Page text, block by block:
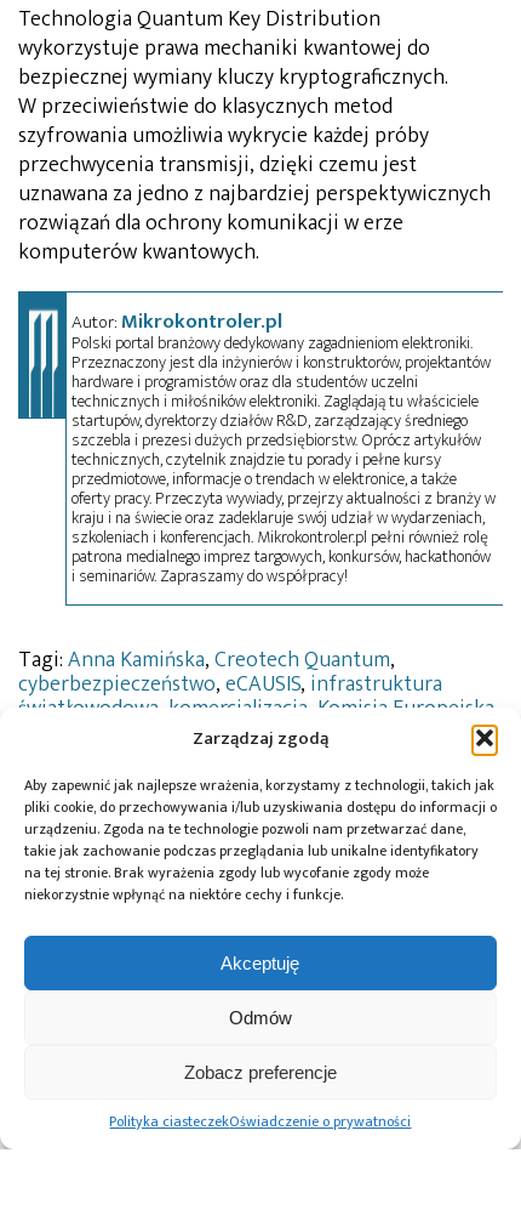
Zarządzaj zgodą
Aby zapewnić jak najlepsze wrażenia, korzystamy z technologii, takich jak
pliki cookie, do przechowywania i/lub uzyskiwania dostępu do informacji o
urządzeniu. Zgoda na te technologie pozwoli nam przetwarzać dane,
takie jak zachowanie podczas przeglądania lub unikalne identyfikatory
na tej stronie. Brak wyrażenia zgody lub wycofanie zgody może
niekorzystnie wpłynąć na niektóre cechy i funkcje.
Akceptuję
Odmów
Zobacz preferencje
Polityka ciasteczekOświadczenie o prywatności
Technologia Quantum Key Distribution
wykorzystuje prawa mechaniki kwantowej do
bezpiecznej wymiany kluczy kryptograficznych.
W przeciwieństwie do klasycznych metod
szyfrowania umożliwia wykrycie każdej próby
przechwycenia transmisji, dzięki czemu jest
uznawana za jedno z najbardziej perspektywicznych
rozwiązań dla ochrony komunikacji w erze
komputerów kwantowych.
Autor:Mikrokontroler.pl
Polski portal branżowy dedykowany zagadnieniom elektroniki.
Przeznaczony jest dla inżynierów i konstruktorów, projektantów
hardware i programistów oraz dla studentów uczelni
technicznych i miłośników elektroniki. Zaglądają tu właściciele
startupów, dyrektorzy działów R&D, zarządzający średniego
szczebla i prezesi dużych przedsiębiorstw. Oprócz artykułów
technicznych, czytelnik znajdzie tu porady i pełne kursy
przedmiotowe, informacje o trendach w elektronice, a także
oferty pracy. Przeczyta wywiady, przejrzy aktualności z branży w
kraju i na świecie oraz zadeklaruje swój udział w wydarzeniach,
szkoleniach i konferencjach. Mikrokontroler.pl pełni również rolę
patrona medialnego imprez targowych, konkursów, hackathonów
i seminariów. Zapraszamy do współpracy!
Tagi:Anna Kamińska,Creotech Quantum,
cyberbezpieczeństwo,eCAUSIS, infrastruktura
światłowodowa komercjalizacja Komisja Europejska
komunikacja kwantowa,Poznańskie Centrum
Superkomputerowo-Sieciowe, QKD Quantum Key
Distribution,technologia,walidacja
Przeczytaj również:
PLN na rozwój
Quantum
zamierza
skomercjalizować
system
Quantum
potrzebuje ok. 55-
60 mln PLN na
rozwój i planuje